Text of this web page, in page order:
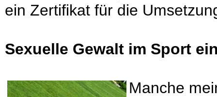
ein Zertifikat für die
Sexuelle Gewalt im Sport
Manche